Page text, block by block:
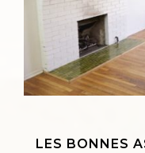
LES BONNES